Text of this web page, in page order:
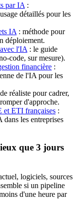
par IA :
détaillés pour les
IA : méthode pour
déploiement.
l'IA : le guide
code, sur mesure).
financière :
de l'IA pour les
réaliste pour cadrer,
d'approche.
ETI françaises :
les entreprises
que 3 jours
logiciels, sources
si un pipeline
d'une heure par